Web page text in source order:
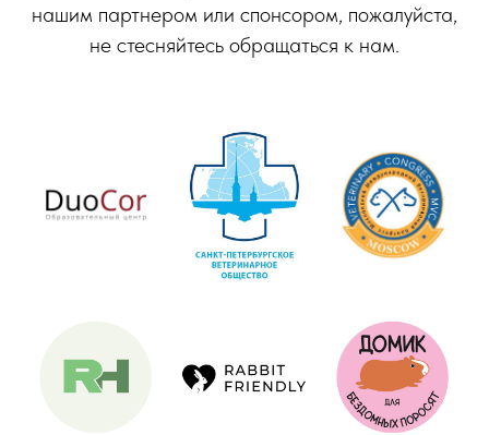
нашим партнером или спонсором, пожалуйста,
не стесняйтесь обращаться к нам.